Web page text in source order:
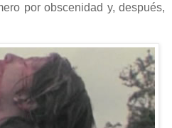
por obscenidad y, después,